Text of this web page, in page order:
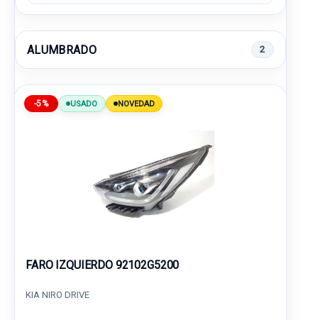
ALUMBRADO 2
-5% USADO NOVEDAD
FARO IZQUIERDO 92102G5200
KIA NIRO DRIVE